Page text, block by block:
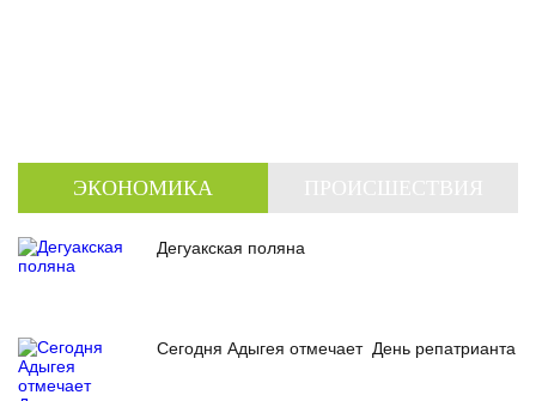
ЭКОНОМИКА
Дегуакская поляна
Сегодня Адыгея отмечает День репатрианта